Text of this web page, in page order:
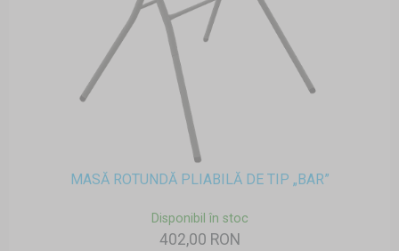
MASĂ ROTUNDĂ PLIABILĂ DE TIP „BAR”
Disponibil în stoc
402,00 RON